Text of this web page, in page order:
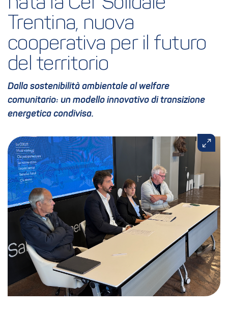
Trentina, nuova
cooperativa per il futuro
del territorio
Dalla sostenibilità ambientale al welfare
comunitario: un modello innovativo di transizione
energetica condivisa.